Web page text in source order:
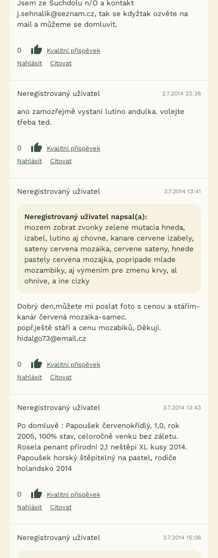
Jsem ze Suchdolu n/O a kontakt
j.sehnalik@seznam.cz, tak se kdyžtak ozvěte na
mail a můžeme se domluvit.
0
Kvalitní příspěvek
Nahlásit
Citovat
Neregistrovaný uživatel 2.7.2014 22:26
ano zamozřejmě vystani lutino andulka. volejte
třeba ted.
0
Kvalitní příspěvek
Nahlásit
Citovat
Neregistrovaný uživatel 3.7.2014 13:41
Neregistrovaný uživatel napsal(a):
mozem zobrat zvonky zelene mutacia hneda,
izabel, lutino aj chovne, kanare cervene izabely,
sateny cervena mozaika, cervene sateny, hnede
pastely cervena mozajka, popripade mlade
mozambiky, aj vymenim pre zmenu krvy, al
ohnive, a ine cizky
Dobrý den,můžete mi poslat foto s cenou a stářím-
kanár červená mozaika-samec.
popř.ještě stáří a cenu mozabiků, Děkuji.
hidalgo73@email.cz
0
Kvalitní příspěvek
Nahlásit
Citovat
Neregistrovaný uživatel 3.7.2014 13:43
Po domluvě : Papoušek červenokřídlý, 1,0, rok
2005, 100% stav, celoročně venku bez záletu.
Rosela penant přírodní 2,1 neštěpí XL kusy 2014.
Papoušek horský štěpitelný na pastel, rodiče
holandsko 2014
0
Kvalitní příspěvek
Nahlásit
Citovat
Neregistrovaný uživatel 3.7.2014 15:06